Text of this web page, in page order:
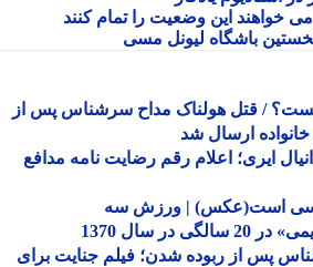
این وضعیت را تمام کنند
باشگاه لیونل مسی
/ قتل هولناک مداح سرشناس پس از
ارسال شد
ایری؛ اعلام رقم رضایت نامه مدافع
است(عکس) | ورزش سه
1370
از ربوده شدن؛ فیلم جنایت برای